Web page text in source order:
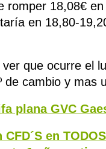
romper 18,08€
en 18,80-
ver que ocurre el
de cambio y mas
plana GVC
CFD´S en